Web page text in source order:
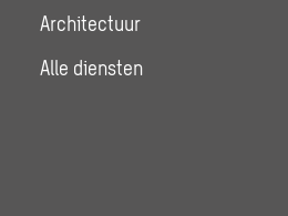
Architectuur
Alle diensten